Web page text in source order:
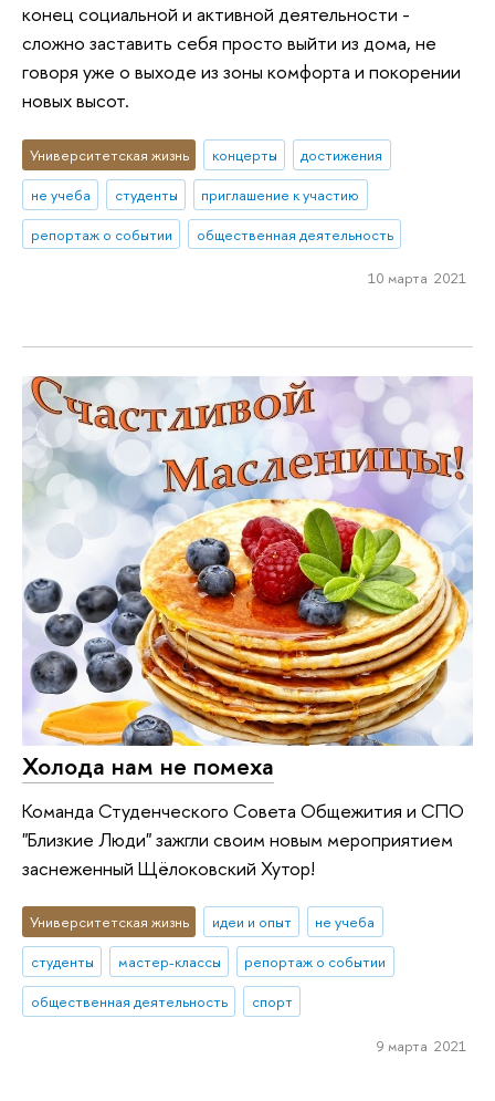
конец социальной и активной деятельности -
сложно заставить себя просто выйти из дома, не
говоря уже о выходе из зоны комфорта и покорении
новых высот.
Университетская жизнь концерты
достижения
не учеба
студенты
приглашение к участию
репортаж о событии
общественная деятельность
10 марта 2021
Холода нам не помеха
Команда Студенческого Совета Общежития и СПО
"Близкие Люди" зажгли своим новым мероприятием
заснеженный Щёлоковский Хутор!
Университетская жизнь идеи и опыт
не учеба
студенты
мастер-классы
репортаж о событии
общественная деятельность
спорт
9 марта 2021